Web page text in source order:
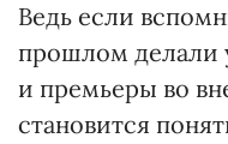
Ведь если
прошлом делали
и премьеры во
становится